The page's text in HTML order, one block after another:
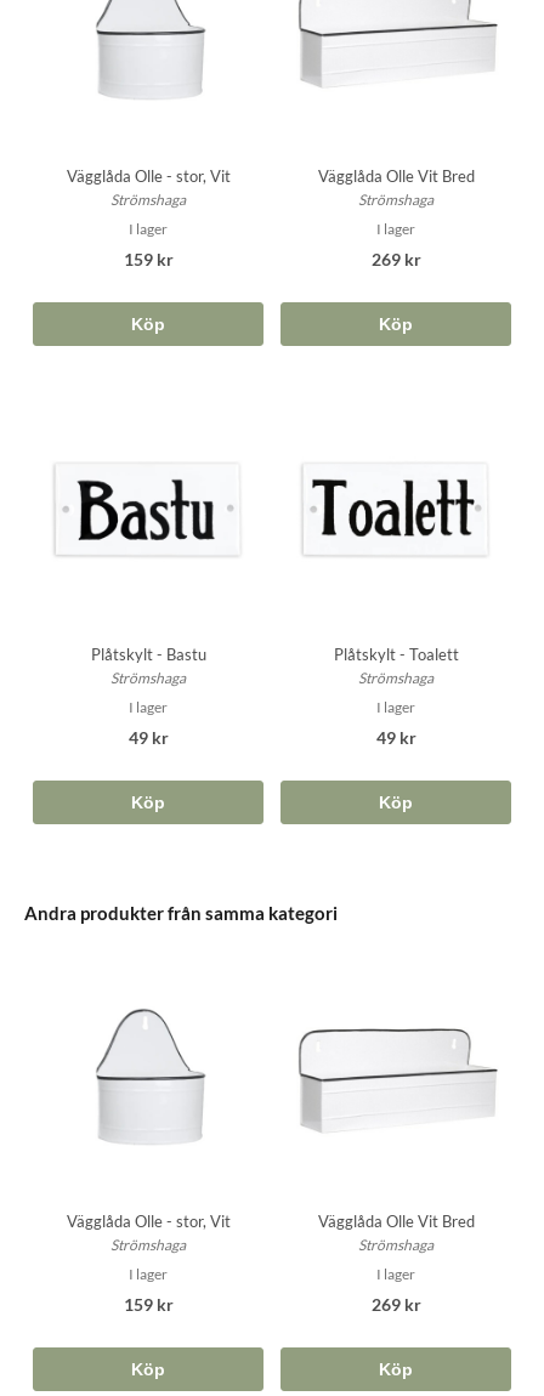
Vägglåda Olle - stor, Vit
Strömshaga
I lager
159 kr
Köp
Vägglåda Olle Vit Bred
Strömshaga
I lager
269 kr
Köp
Plåtskylt - Bastu
Strömshaga
I lager
49 kr
Köp
Plåtskylt - Toalett
Strömshaga
I lager
49 kr
Köp
Andra produkter från samma kategori
Vägglåda Olle - stor, Vit
Strömshaga
I lager
159 kr
Köp
Vägglåda Olle Vit Bred
Strömshaga
I lager
269 kr
Köp